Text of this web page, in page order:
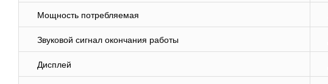
Мощность потребляемая
Звуковой сигнал окончания работы
Дисплей